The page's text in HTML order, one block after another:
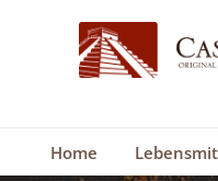
Home